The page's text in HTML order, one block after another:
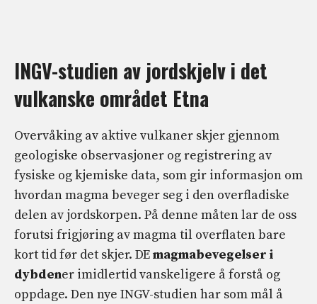
INGV-studien av jordskjelv i det
vulkanske området Etna
Overvåking av aktive vulkaner skjer gjennom
geologiske observasjoner og registrering av
fysiske og kjemiske data, som gir informasjon om
hvordan magma beveger seg i den overfladiske
delen av jordskorpen. På denne måten lar de oss
forutsi frigjøring av magma til overflaten bare
kort tid før det skjer. DEmagmabevegelser i
dybdener imidlertid vanskeligere å forstå og
oppdage. Den nye INGV-studien har som mål å